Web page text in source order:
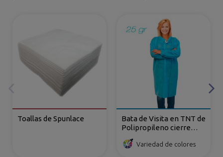
Toallas de Spunlace
Bata de Visita en TNT de
Polipropileno cierre
Variedad de colores